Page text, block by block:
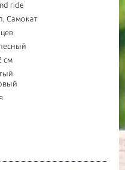
ride
Cамокат
см
ТОВАРА
товара